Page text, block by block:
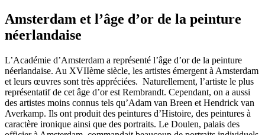
Amsterdam et l’âge d’or de la peinture
néerlandaise
L’Académie d’Amsterdam a représenté l’âge d’or de la peinture
néerlandaise. Au XVIIème siècle, les artistes émergent à Amsterdam
et leurs œuvres sont très appréciées. Naturellement, l’artiste le plus
représentatif de cet âge d’or est Rembrandt. Cependant, on a aussi
des artistes moins connus tels qu’Adam van Breen et Hendrick van
Averkamp. Ils ont produit des peintures d’Histoire, des peintures à
caractère ironique ainsi que des portraits. Le Doulen, palais des